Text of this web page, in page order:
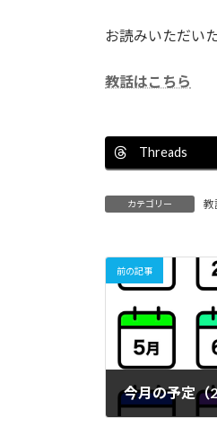
お読みいただい
教話はこちら
Threads
カテゴリー 教
前の記事